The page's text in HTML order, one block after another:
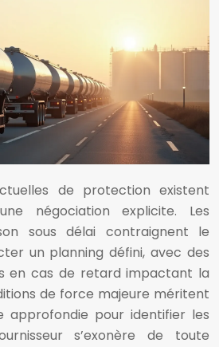
de protection existent
négociation explicite. Les
sous délai contraignent le
un planning défini, avec des
en cas de retard impactant la
de force majeure méritent
approfondie pour identifier les
s’exonère de toute